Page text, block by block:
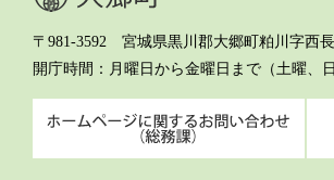
〒981-3592 宮城県黒川郡大郷町粕川字西
開庁時間
月曜日から金曜日まで（土曜、